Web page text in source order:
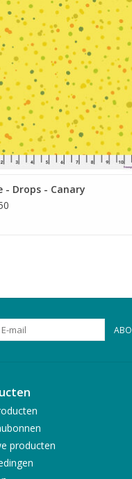
TOEVOEGEN AAN WINKELWAGEN
- Drops - Canary
producten